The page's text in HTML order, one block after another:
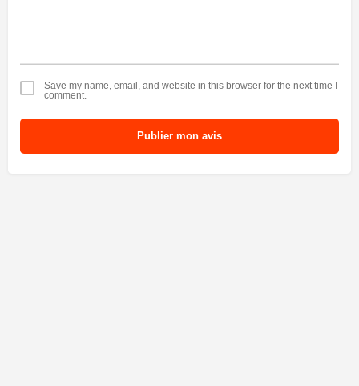
Save my name, email, and website in this browser for the next time I
comment.
Publier mon avis